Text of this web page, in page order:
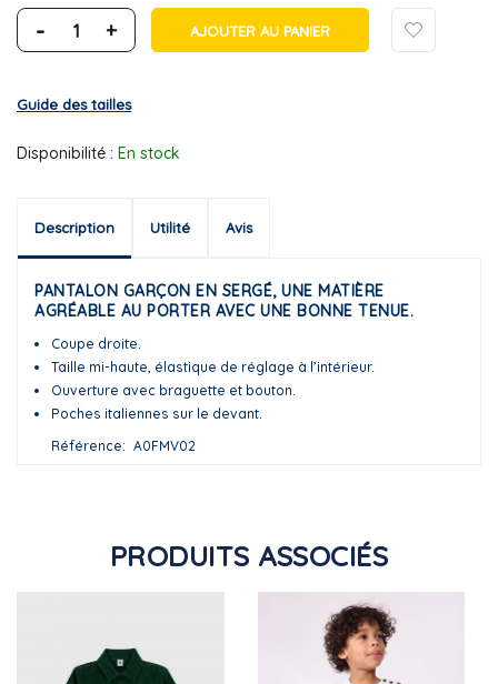
- + AJOUTER AU PANIER
Guide des tailles
Disponibilité : En stock
Description Utilité Avis
PANTALON GARÇON EN SERGÉ, UNE MATIÈRE
AGRÉABLE AU PORTER AVEC UNE BONNE TENUE.
Coupe droite.
Taille mi-haute, élastique de réglage à l’intérieur.
Ouverture avec braguette et bouton.
Poches italiennes sur le devant.
Référence
A0FMV02
PRODUITS ASSOCIÉS